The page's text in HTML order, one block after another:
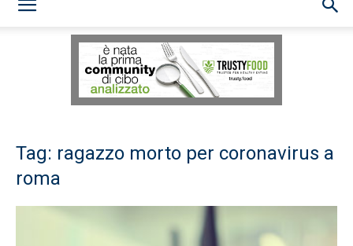
Salvagente
Tag: ragazzo morto per coronavirus a
roma